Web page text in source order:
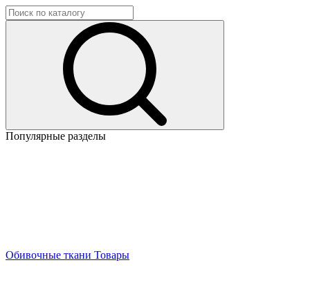
Популярные разделы
Обивочные ткани Товары